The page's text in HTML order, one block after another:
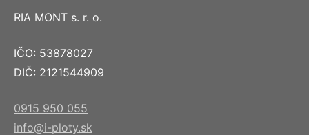
RIA MONT s. r. o.
IČO: 53878027
DIČ: 2121544909
0915 950 055
info@i-ploty.sk